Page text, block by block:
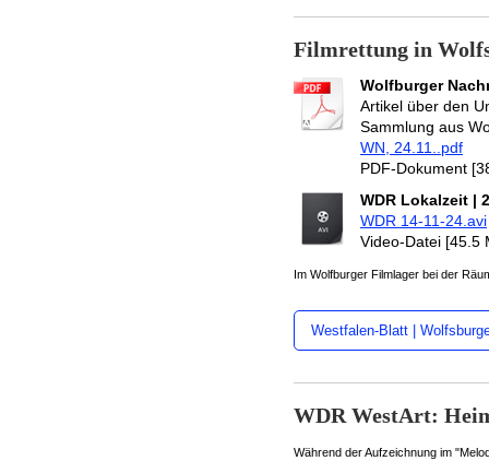
Filmrettung in
Wolfburger
Artikel über den
Sammlung aus
WN, 24.11..pdf
PDF-Dokument
WDR Lokalzeit |
WDR 14-11-24.avi
Video-Datei [45.5
Im Wolfburger Filmlager bei der
Westfalen-Blatt |
WDR WestArt:
Während der Aufzeichnung im